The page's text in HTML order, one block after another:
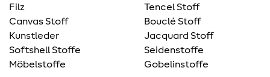
Filz
Canvas Stoff
Kunstleder
Softshell Stoffe
Möbelstoffe
Tencel Stoff
Bouclé Stoff
Jacquard Stoff
Seidenstoffe
Gobelinstoffe